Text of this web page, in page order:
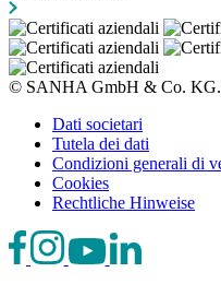
© SANHA GmbH & Co. KG.
Dati societari
Tutela dei dati
Condizioni generali di
Cookies
Rechtliche Hinweise